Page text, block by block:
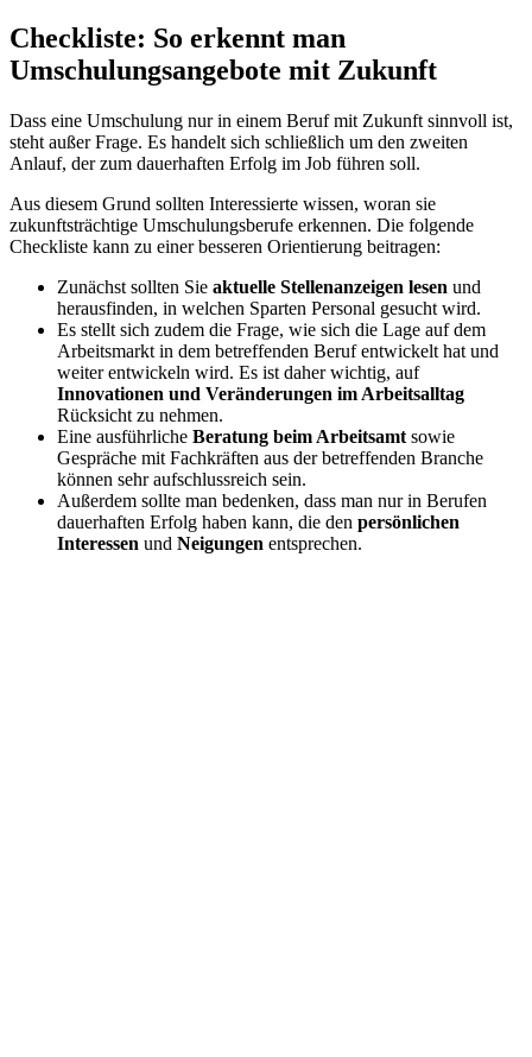
Checkliste: So erkennt man
Umschulungsangebote mit Zukunft
Dass eine Umschulung nur in einem Beruf mit Zukunft sinnvoll ist,
steht außer Frage. Es handelt sich schließlich um den zweiten
Anlauf, der zum dauerhaften Erfolg im Job führen soll.
Aus diesem Grund sollten Interessierte wissen, woran sie
zukunftsträchtige Umschulungsberufe erkennen. Die folgende
Checkliste kann zu einer besseren Orientierung beitragen:
Zunächst sollten Sie aktuelle Stellenanzeigen lesen und
herausfinden, in welchen Sparten Personal gesucht wird.
Es stellt sich zudem die Frage, wie sich die Lage auf dem
Arbeitsmarkt in dem betreffenden Beruf entwickelt hat und
weiter entwickeln wird. Es ist daher wichtig, auf
Innovationen und Veränderungen im Arbeitsalltag
Rücksicht zu nehmen.
Eine ausführliche Beratung beim Arbeitsamt sowie
Gespräche mit Fachkräften aus der betreffenden Branche
können sehr aufschlussreich sein.
Außerdem sollte man bedenken, dass man nur in Berufen
dauerhaften Erfolg haben kann, die den persönlichen
Interessen und Neigungen entsprechen.